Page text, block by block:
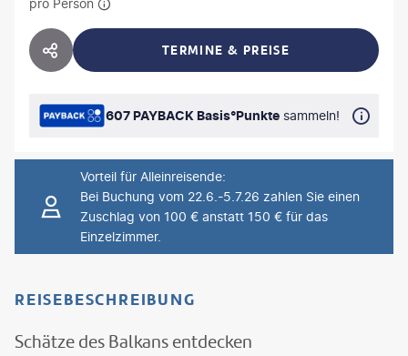
HOTEL TEILEN TERMINE & PREISE
607 PAYBACK Basis°Punkte sammeln!
Vorteil für Alleinreisende:
Bei Buchung vom 22.6.-5.7.26 zahlen Sie einen
Zuschlag von 100 € anstatt 150 € für das
Einzelzimmer.
REISEBESCHREIBUNG
Schätze des Balkans entdecken